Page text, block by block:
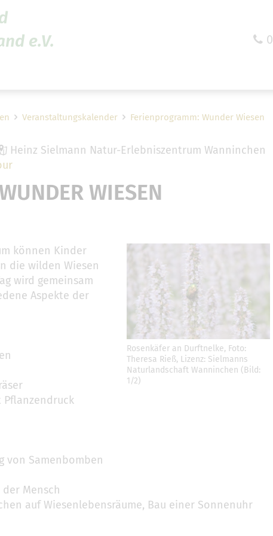
e.V.
Veranstaltungskalender Ferienprogramm: Wunder Wiesen
Heinz Sielmann Natur-Erlebniszentrum Wanninchen
WIESEN
Rosenkäfer an Durftnelke, Foto:
Theresa Rieß, Lizenz: Sielmanns
Naturlandschaft Wanninchen (Bild:
1/2)
können Kinder
die wilden Wiesen
wird gemeinsam
Aspekte der
Pflanzendruck
von Samenbomben
Mensch
auf Wiesenlebensräume, Bau einer Sonnenuhr
vornehmen zu können wird die